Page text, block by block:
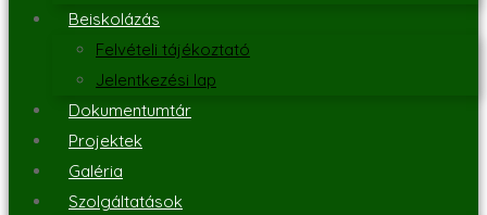
Beiskolázás
Felvételi tájékoztató
Jelentkezési lap
Dokumentumtár
Projektek
Galéria
Szolgáltatások